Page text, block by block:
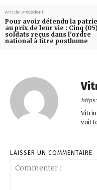
Article précédent
Pour avoir défendu la patrie
au prix de leur vie : Cinq (05)
soldats reçus dans l’ordre
national à titre posthume
voit
LAISSER UN COMMENTAIRE